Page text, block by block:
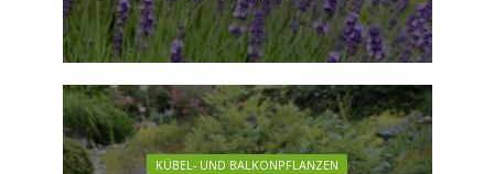
KÜBEL- UND BALKONPFLANZEN